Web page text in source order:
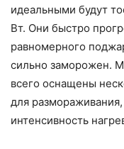
идеальными будут
Вт. Они быстро
равномерного
сильно заморожен.
всего оснащены
для
интенсивность